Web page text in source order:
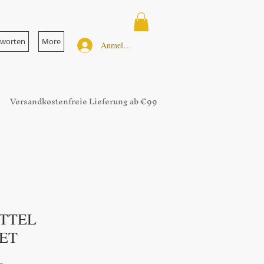
More Anmelden
Versandkostenfreie Lieferung ab €99